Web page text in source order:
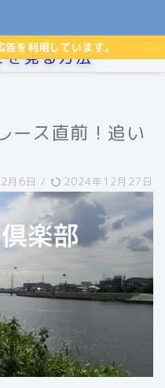
を利用しています。
を見る方法
ース直前！追い
月6日 / 2024年12月27日